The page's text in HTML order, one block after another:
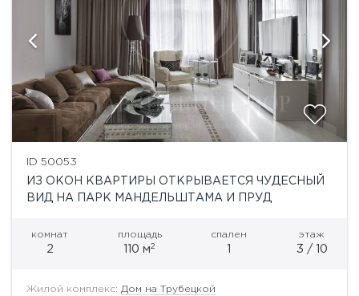
ID 50053
ИЗ ОКОН КВАРТИРЫ ОТКРЫВАЕТСЯ ЧУДЕСНЫЙ
ВИД НА ПАРК МАНДЕЛЬШТАМА И ПРУД
комнат
2
площадь
110 м2
спален
1
этаж
3 / 10
Жилой комплекс: Дом на Трубецкой